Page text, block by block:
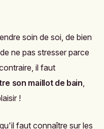
soin de soi, de bien
ne pas stresser parce
il faut
son maillot de bain
!
faut connaître sur les